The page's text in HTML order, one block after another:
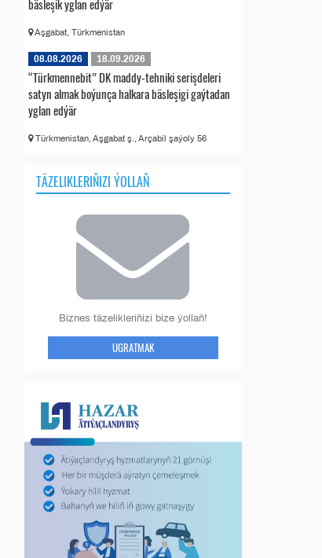
bäsleşik yglan edýär
Aşgabat, Türkmenistan
08.08.2026 18.09.2026
“Türkmennebit” DK maddy-tehniki serişdeleri
satyn almak boýunça halkara bäsleşigi gaýtadan
yglan edýär
Türkmenistan, Aşgabat ş., Arçabil şaýoly 56
TÄZELIKLERIŇIZI ÝOLLAŇ
Biznes täzelikleriňizi bize ýollaň!
UGRATMAK